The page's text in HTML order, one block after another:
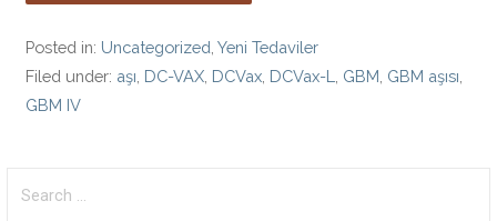
Posted in: Uncategorized ,Yeni Tedaviler
Filed under: aşı DC-VAX DCVax DCVax-L GBM GBM aşısı
GBM IV
for: